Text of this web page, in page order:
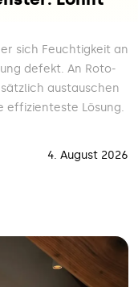
sich Feuchtigkeit an
defekt. An Roto-
aus­tauschen
effizienteste Lösung.
4. August 2026